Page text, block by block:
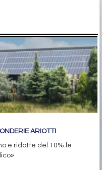
ARIOTTI
e ridotte del 10% le